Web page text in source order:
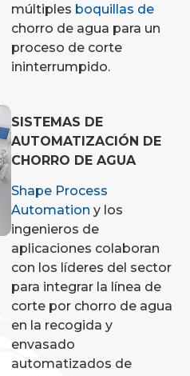
múltiples boquillas de
chorro de agua para un
proceso de corte
ininterrumpido.
SISTEMAS DE
AUTOMATIZACIÓN DE
CHORRO DE AGUA
Shape Process
Automation y los
ingenieros de
aplicaciones colaboran
con los líderes del sector
para integrar la línea de
corte por chorro de agua
en la recogida y
envasado
automatizados de